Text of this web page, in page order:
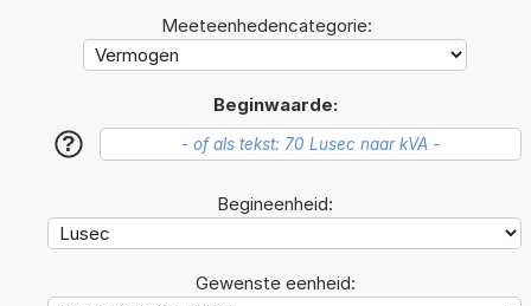
Meeteenhedencategorie:
Beginwaarde:
?
Begineenheid:
Gewenste eenheid: